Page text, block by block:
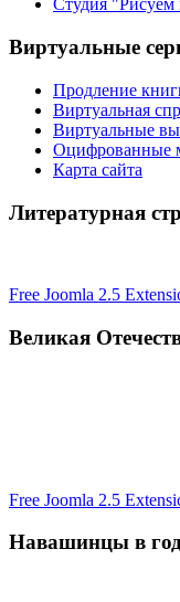
Студия "Рисуем
Виртуальные
Продление
Виртуальная
Виртуальные
Оцифрованные
Карта сайта
Литературная
Free Joomla 2.5
Великая
Free Joomla 2.5
Навашинцы в